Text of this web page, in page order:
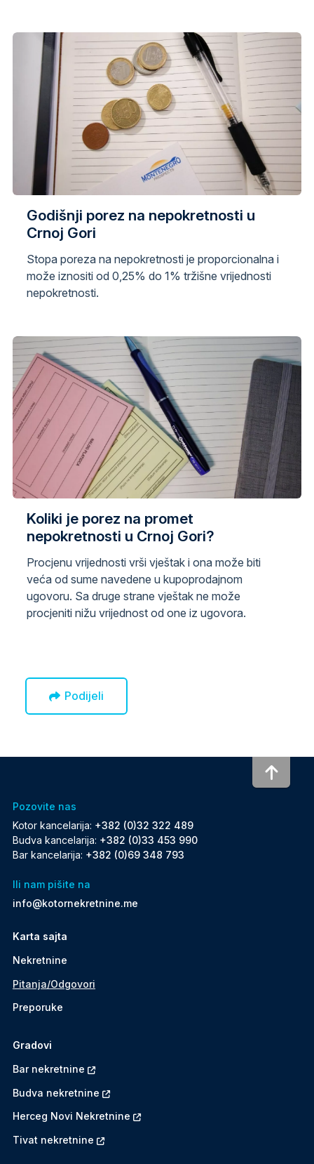
Godišnji porez na nepokretnosti u
Crnoj Gori
Stopa poreza na nepokretnosti je proporcionalna i
može iznositi od 0,25% do 1% tržišne vrijednosti
nepokretnosti.
Koliki je porez na promet
nepokretnosti u Crnoj Gori?
Procjenu vrijednosti vrši vještak i ona može biti
veća od sume navedene u kupoprodajnom
ugovoru. Sa druge strane vještak ne može
procjeniti nižu vrijednost od one iz ugovora.
Podijeli
Pozovite nas
Kotor kancelarija: +382 (0)32 322 489
Budva kancelarija: +382 (0)33 453 990
Bar kancelarija: +382 (0)69 348 793
Ili nam pišite na
info@kotornekretnine.me
Karta sajta
Nekretnine
Pitanja/Odgovori
Preporuke
Gradovi
Bar nekretnine
Budva nekretnine
Herceg Novi Nekretnine
Tivat nekretnine
To